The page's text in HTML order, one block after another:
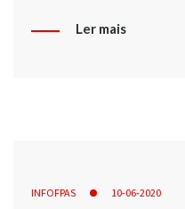
Ler mais
INFOFPAS 10-06-2020